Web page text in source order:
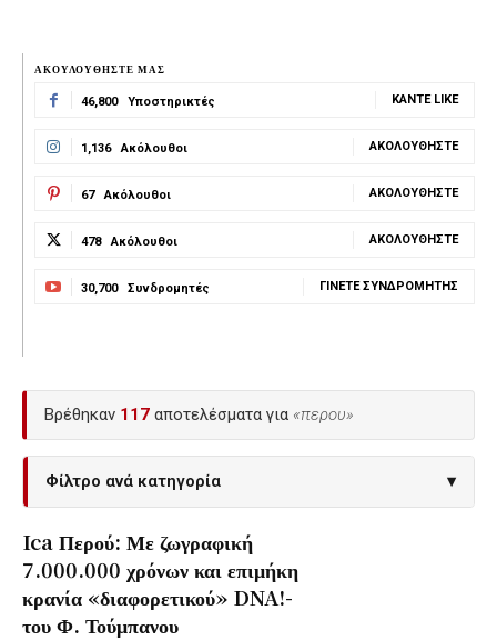
Βρέθηκαν 117 αποτελέσματα για «περου»
Φίλτρο ανά κατηγορία ▾
Ica Περού: Με ζωγραφική
7.000.000 χρόνων και επιμήκη
κρανία «διαφορετικού» DNA!-
του Φ. Τούμπανου
ΑΚΟΥΛΟΥΘΗΣΤΕ ΜΑΣ
46,800 Υποστηρικτές ΚΆΝΤΕ LIKE
1,136 Ακόλουθοι ΑΚΟΛΟΥΘΉΣΤΕ
67 Ακόλουθοι ΑΚΟΛΟΥΘΉΣΤΕ
478 Ακόλουθοι ΑΚΟΛΟΥΘΉΣΤΕ
30,700 Συνδρομητές ΓΊΝΕΤΕ ΣΥΝΔΡΟΜΗΤΉΣ